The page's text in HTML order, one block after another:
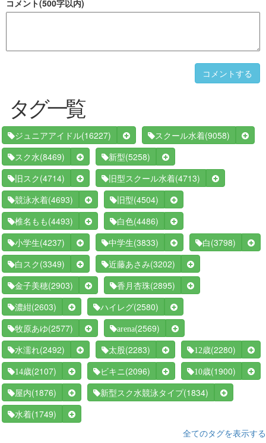
コメント(500字以内)
コメントする
タグ一覧
ジュニアアイドル(16227) スクール水着(9058)
スク水(8469) 新型(5258)
旧スク (4714) 旧型スクール水着(4713)
競泳水着(4693) 旧型(4504)
椎名もも (4493) 白色 (4486)
小学生(4237) 中学生(3833) 白 (3798)
白スク (3349) 近藤あさみ(3202)
金子美穂(2903) 香月杏珠(2895)
濃紺(2603) ハイレグ(2580)
牧原あゆ(2577) arena(2569)
水濡れ (2492) 太股(2283) 12歳(2280)
14歳(2107) ビキニ (2096) 10歳(1900)
屋内(1876) 新型スク水競泳タイプ(1834)
水着(1749)
全てのタグを表示する